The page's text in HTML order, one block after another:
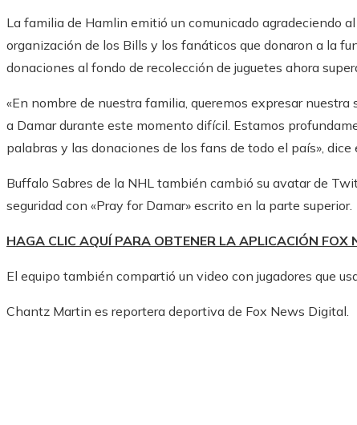
La familia de Hamlin emitió un comunicado agradeciendo
organización de los Bills y los fanáticos que donaron a la
donaciones al fondo de recolección de juguetes ahora
«En nombre de nuestra familia, queremos expresar
a Damar durante este momento difícil. Estamos
palabras y las donaciones de los fans de todo el país», dice
Buffalo Sabres de la NHL también cambió su avatar de
seguridad con «Pray for Damar» escrito en la parte superior.
HAGA CLIC AQUÍ PARA OBTENER LA APLICACIÓN FOX
El equipo también compartió un video con jugadores que
Chantz Martin es reportera deportiva de Fox News Digital.